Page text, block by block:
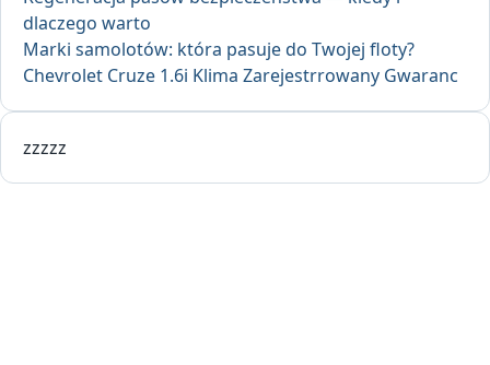
dlaczego warto
Marki samolotów: która pasuje do Twojej floty?
Chevrolet Cruze 1.6i Klima Zarejestrrowany Gwaranc
zzzzz